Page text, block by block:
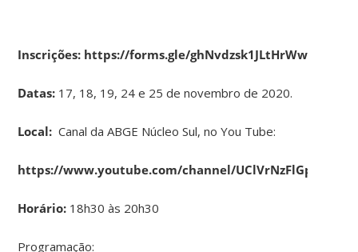
Inscrições: https://forms.gle/ghNvdzsk1JLtHrWw7
Datas: 17, 18, 19, 24 e 25 de novembro de 2020.
Local: Canal da ABGE Núcleo Sul, no You Tube:
https://www.youtube.com/channel/
Horário: 18h30 às 20h30
Programação: